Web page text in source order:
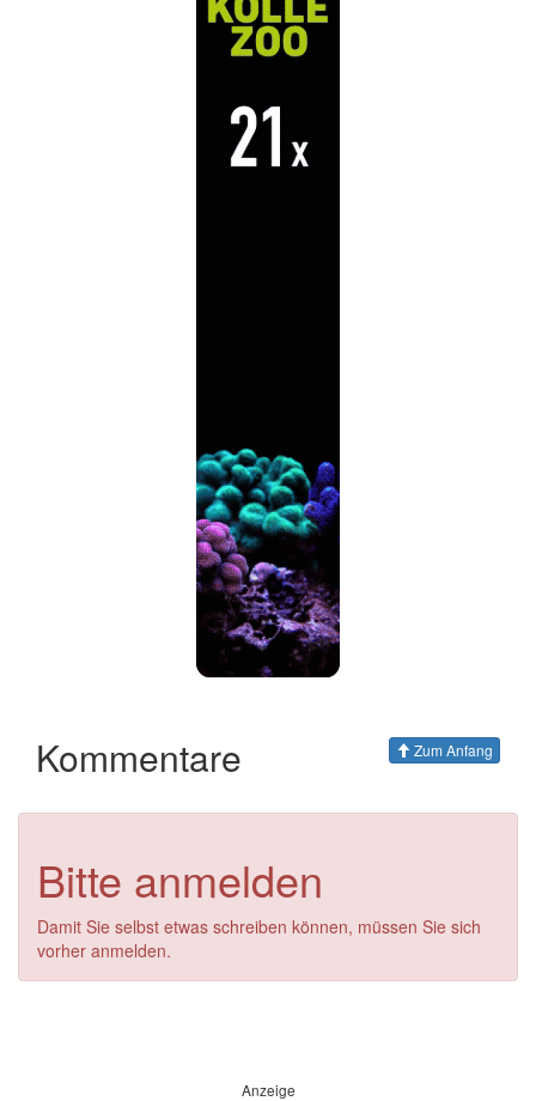
Kommentare Zum Anfang
Bitte anmelden
Damit Sie selbst etwas schreiben können, müssen Sie sich
vorher anmelden.
Anzeige